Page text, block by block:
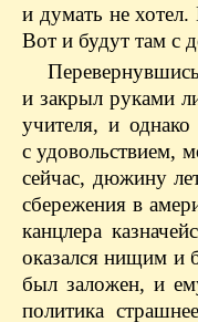
и думать не
Вот и будут там с
и закрыл руками
учителя, и
с удовольствием,
сейчас, дюжину
сбережения в
канцлера
оказался нищим и
был заложен, и
политика